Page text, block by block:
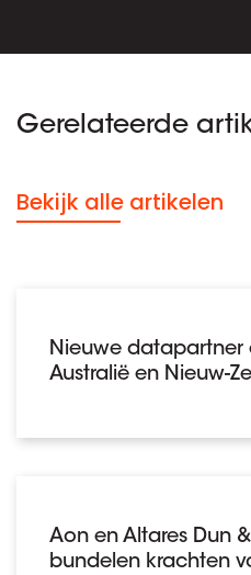
Gerelateerde
Bekijk alle artikelen
Nieuwe datapartner
Australië en Nieuw-
Aon en Altares Dun
bundelen krachten